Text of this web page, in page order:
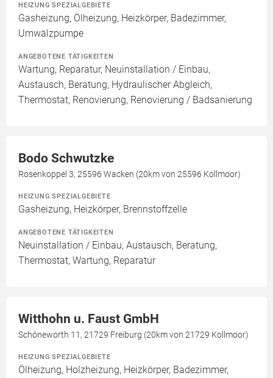
HEIZUNG SPEZIALGEBIETE
Gasheizung, Ölheizung, Heizkörper, Badezimmer,
Umwälzpumpe
ANGEBOTENE TÄTIGKEITEN
Wartung, Reparatur, Neuinstallation / Einbau,
Austausch, Beratung, Hydraulischer Abgleich,
Thermostat, Renovierung, Renovierung / Badsanierung
Bodo Schwutzke
Rosenkoppel 3, 25596 Wacken (20km von 25596 Kollmoor)
HEIZUNG SPEZIALGEBIETE
Gasheizung, Heizkörper, Brennstoffzelle
ANGEBOTENE TÄTIGKEITEN
Neuinstallation / Einbau, Austausch, Beratung,
Thermostat, Wartung, Reparatur
Witthohn u. Faust GmbH
Schöneworth 11, 21729 Freiburg (20km von 21729 Kollmoor)
HEIZUNG SPEZIALGEBIETE
Ölheizung, Holzheizung, Heizkörper, Badezimmer,